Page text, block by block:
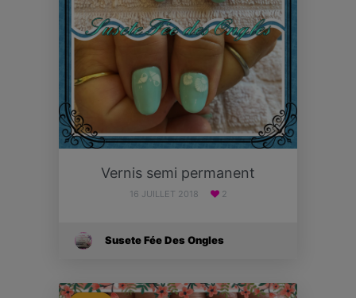
Vernis semi permanent
16 JUILLET 2018 2
Susete Fée Des Ongles